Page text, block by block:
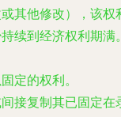
其他修改），该权
续到经济权利期满
定的权利。
接复制其已固定在